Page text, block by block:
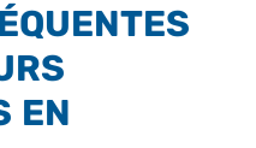
EN